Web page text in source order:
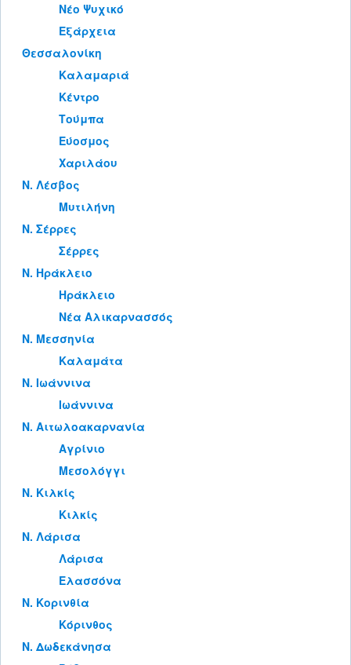
Νέο Ψυχικό
Εξάρχεια
Θεσσαλονίκη
Καλαμαριά
Κέντρο
Τούμπα
Εύοσμος
Χαριλάου
Ν. Λέσβος
Μυτιλήνη
Ν. Σέρρες
Σέρρες
Ν. Ηράκλειο
Ηράκλειο
Νέα Αλικαρνασσός
Ν. Μεσσηνία
Καλαμάτα
Ν. Ιωάννινα
Ιωάννινα
Ν. Αιτωλοακαρνανία
Αγρίνιο
Μεσολόγγι
Ν. Κιλκίς
Κιλκίς
Ν. Λάρισα
Λάρισα
Ελασσόνα
Ν. Κορινθία
Κόρινθος
Ν. Δωδεκάνησα